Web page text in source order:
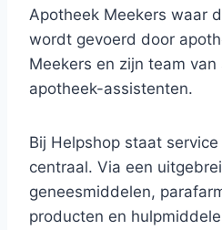
Apotheek Meekers waar
wordt gevoerd door
Meekers en zijn team van
apotheek-assistenten.
Bij Helpshop staat
centraal. Via een
geneesmiddelen,
producten en